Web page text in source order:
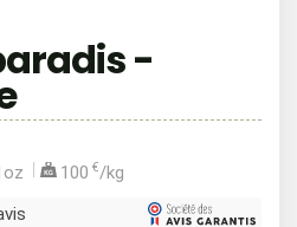
-
100 €/kg